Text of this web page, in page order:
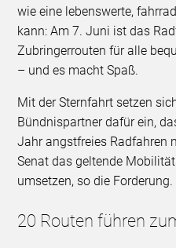
wie eine lebenswerte,
kann: Am 7. Juni ist das
Zubringerrouten für alle
– und es macht Spaß.
Mit der Sternfahrt setzen
Bündnispartner dafür ein,
Jahr angstfreies Radfahren
Senat das geltende
umsetzen, so die Forderung.
20 Routen führen